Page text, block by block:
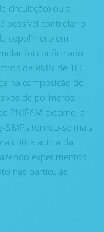
circulação) ou a
possível controlar o
copolímero em
foi confirmado
de RMN de 1H.
na composição do
de polímeros.
PNIPAM externo, a
SiMPs tornou-se mais
crítica acima da
experimentos
nas partículas